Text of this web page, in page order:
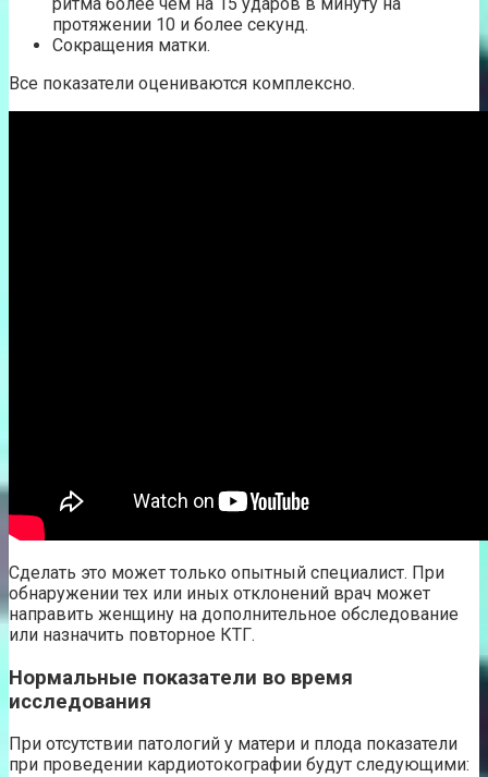
протяжении 10 и более секунд.
Сокращения матки.
Все показатели оцениваются комплексно.
Сделать это может только опытный специалист. При
обнаружении тех или иных отклонений врач может
направить женщину на дополнительное обследование
или назначить повторное КТГ.
Нормальные показатели во время
исследования
При отсутствии патологий у матери и плода показатели
при проведении кардиотокографии будут следующими: